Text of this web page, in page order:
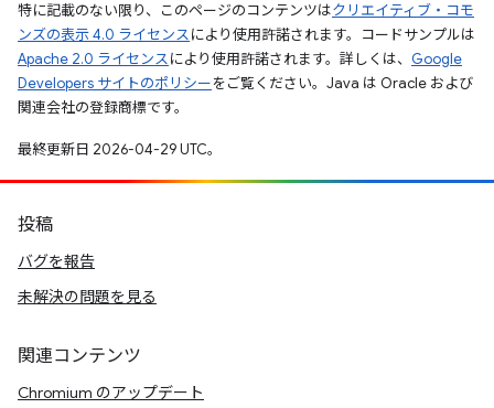
特に記載のない限り、このページのコンテンツはクリエイティブ・コモ
ンズの表示 4.0 ライセンスにより使用許諾されます。コードサンプルは
Apache 2.0 ライセンスにより使用許諾されます。詳しくは、 Google
Developers サイトのポリシーをご覧ください。Java は Oracle および
関連会社の登録商標です。
最終更新日 2026-04-29 UTC。
投稿
バグを報告
未解決の問題を見る
関連コンテンツ
Chromium のアップデート